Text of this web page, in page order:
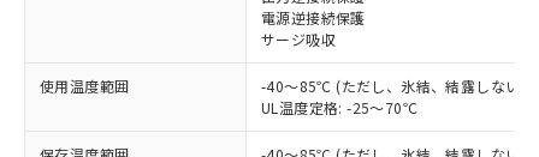
電源逆接続保護
サージ吸収
使用温度範囲
-40～85℃ (ただし、氷結、結露しないこ
UL温度定格: -25～70℃
対応済み：EU RoHS指令（10物質）の
非含有に対応した製品が提供可能な商品で